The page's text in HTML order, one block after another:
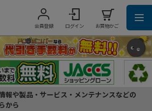
会員登録 ログイン お買物かご
報や製品・サービス・メンテナンスなどの
から